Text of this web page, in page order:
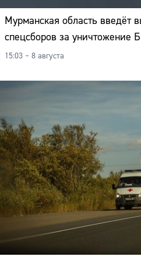
Мурманская область введёт
спецсборов за уничтожение
15:03 – 8 августа